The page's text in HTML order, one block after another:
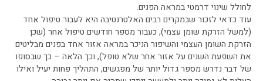
לחולל שינוי דרמטי במראה הפנים.
עוד כדאי לזכור שבמקרים רבים האלטרנטיבה היא לעבור טיפול אחד
(למשל הזרקת שומן עצמי), כעבור מספר חודשים טיפול אחר (שכן
הזרקת השומן העצמי והשיפור הניכר במראה אזור אחד בפנים מבליטים
את השפעת השנים על אזור אחר שלא טופל), וכך הלאה – כך שבסופו
של דבר נדרש מספר גדול יותר של מפגשים, התהליך פחות יעיל ואילו